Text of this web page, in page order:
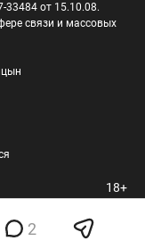
2
от 15.10.08.
связи и массовых
18+